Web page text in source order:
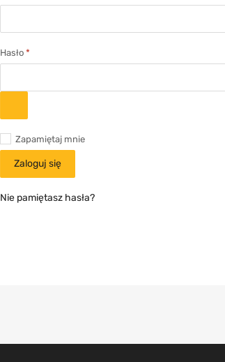
Hasło *
Zapamiętaj mnie
Zaloguj się
Nie pamiętasz hasła?